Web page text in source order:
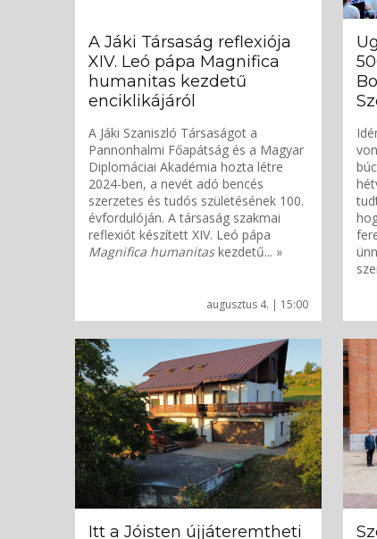
augusztus 4. | 15:00
A Jáki Társaság reflexiója
XIV. Leó pápa Magnifica
humanitas kezdetű
enciklikájáról
A Jáki Szaniszló Társaságot a
Pannonhalmi Főapátság és a Magyar
Diplomáciai Akadémia hozta létre
2024-ben, a nevét adó bencés
szerzetes és tudós születésének 100.
évfordulóján. A társaság szakmai
reflexiót készített XIV. Leó pápa
Magnifica humanitaskezdetű... »
Itt a Jóisten újjáteremtheti